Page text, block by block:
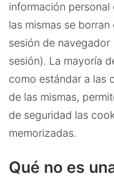
información
las mismas se
sesión de
sesión). La mayoría
como estándar a las
de las mismas,
de seguridad las
memorizadas.
Qué no es